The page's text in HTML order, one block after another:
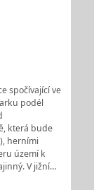
spočívající ve
podél
která bude
herními
území k
V jižní…